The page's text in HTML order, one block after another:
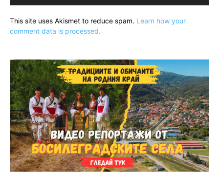
This site uses Akismet to reduce spam. Learn how your
comment data is processed.